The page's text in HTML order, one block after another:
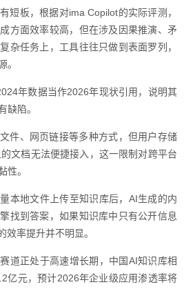
短板，根据对ima Copilot的实际评测，
方面效率较高，但在涉及因果推演、矛
杂任务上，工具往往只做到表面罗列，
。
年数据当作2026年现状引用，说明其
缺陷。
件、网页链接等多种方式，但用户存储
文档无法便捷接入，这一限制对跨平台
性。
本地文件上传至知识库后，AI生成的内
找到答案，如果知识库中只有公开信息
效率提升并不明显。
道正处于高速增长期，中国AI知识库相
亿元，预计2026年企业级应用渗透率将